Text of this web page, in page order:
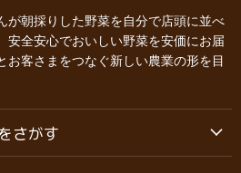
が朝採りした野菜を自分で店頭に並べ
安全安心でおいしい野菜を安価にお届
お客さまをつなぐ新しい農業の形を目
さがす